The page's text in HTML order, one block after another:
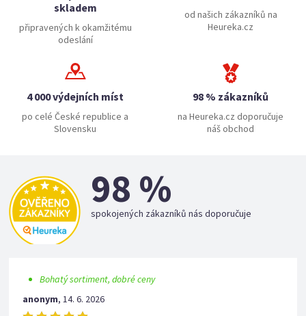
skladem
připravených k okamžitému
odeslání
od našich zákazníků na
Heureka.cz
4 000 výdejních míst
po celé České republice a
Slovensku
98 % zákazníků
na Heureka.cz doporučuje
náš obchod
98 %
spokojených zákazníků nás doporučuje
Bohatý sortiment, dobré ceny
anonym,14. 6. 2026